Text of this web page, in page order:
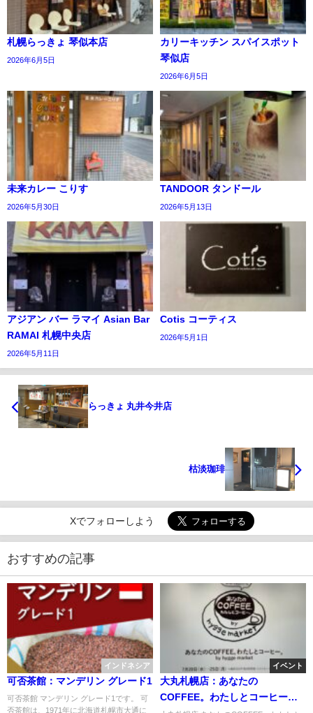
札幌らっきょ 琴似本店
2026年6月5日
カリーキッチン スパイスポット
琴似店
2026年6月5日
未来カレー こりす
2026年5月30日
TANDOOR タンドール
2026年5月13日
アジアン バー ラマイ Asian Bar
RAMAI 札幌中央店
2026年5月11日
Cotis コーティス
2026年5月1日
らっきょ 丸井今井店
枯淡珈琲
Xでフォローしよう
おすすめの記事
インドネシア
可否茶館：マンデリン グレード1
可否茶館 マンデリン グレード1です。 可
否茶館は、1971年に北海道札幌市大通に
イベント
大丸札幌店：あなたの
COFFEE。わたしとコーヒー。